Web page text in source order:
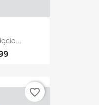
favorite_border